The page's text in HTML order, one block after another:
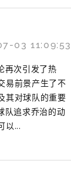
03 11:09:53
再次引发了热
易前景产生了不
其对球队的重要
队追求乔治的动
以...